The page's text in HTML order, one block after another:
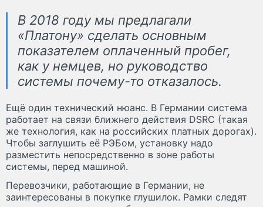
В 2018 году мы предлагали
«Платону» сделать основным
показателем оплаченный пробег,
как у немцев, но руководство
системы почему-то отказалось.
Ещё один технический нюанс. В Германии система
работает на связи ближнего действия DSRC (такая
же технология, как на российских платных дорогах).
Чтобы заглушить её РЭБом, установку надо
разместить непосредственно в зоне работы
системы, перед машиной.
Перевозчики, работающие в Германии, не
заинтересованы в покупке глушилок. Рамки следят